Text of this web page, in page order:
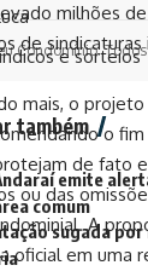
e sorteios
também
emite
comum
sugada por
milhões de
de sindicaturas
mais, o
o
de fato
ou das
A
oficial em uma
Condomínio.